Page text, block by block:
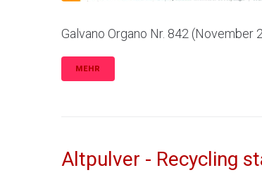
Galvano Organo Nr. 842 (November
MEHR
Altpulver - Recycling